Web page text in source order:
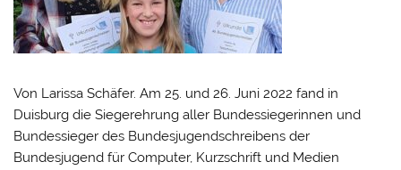
Von Larissa Schäfer. Am 25. und 26. Juni 2022 fand in
Duisburg die Siegerehrung aller Bundessiegerinnen und
Bundessieger des Bundesjugendschreibens der
Bundesjugend für Computer, Kurzschrift und Medien